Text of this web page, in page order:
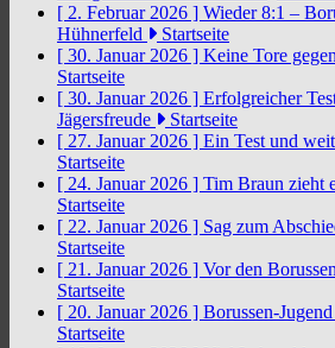
[ 2. Februar 2026 ] Wieder 8:1 –
Hühnerfeld
Startseite
[ 30. Januar 2026 ] Keine Tore
Startseite
[ 30. Januar 2026 ] Erfolgreicher
Jägersfreude
Startseite
[ 27. Januar 2026 ] Ein Test und
Startseite
[ 24. Januar 2026 ] Tim Braun zieht
Startseite
[ 22. Januar 2026 ] Sag zum
Startseite
[ 21. Januar 2026 ] Vor den
Startseite
[ 20. Januar 2026 ] Borussen-
Startseite